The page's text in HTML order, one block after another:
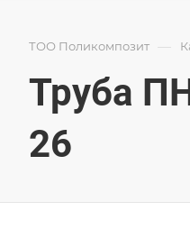
ТОО Поликомпозит —
Труба
26